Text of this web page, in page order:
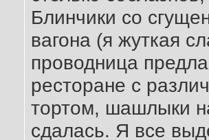
Блинчики со
вагона (я жуткая
проводница
ресторане с
тортом, шашлыки
сдалась. Я все